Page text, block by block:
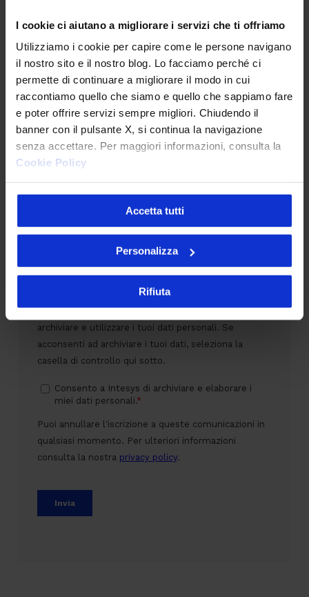
I cookie ci aiutano a migliorare i servizi che ti offriamo
Utilizziamo i cookie per capire come le persone navigano
il nostro sito e il nostro blog. Lo facciamo perché ci
permette di continuare a migliorare il modo in cui
raccontiamo quello che siamo e quello che sappiamo fare
e poter offrire servizi sempre migliori. Chiudendo il
banner con il pulsante X, si continua la navigazione
senza accettare. Per maggiori informazioni, consulta la
Cookie Policy
Accetta tutti
Personalizza
Rifiuta